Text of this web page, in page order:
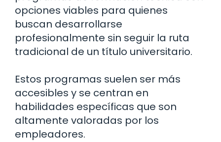
opciones viables para quienes
buscan desarrollarse
profesionalmente sin seguir la ruta
tradicional de un título universitario.
Estos programas suelen ser más
accesibles y se centran en
habilidades específicas que son
altamente valoradas por los
empleadores.